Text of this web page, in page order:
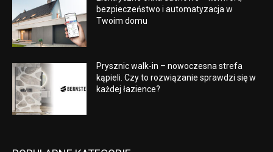
bezpieczeństwo i automatyzacja w
Twoim domu
Prysznic walk-in – nowoczesna strefa
kąpieli. Czy to rozwiązanie sprawdzi się w
każdej łazience?